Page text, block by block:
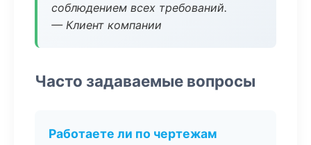
соблюдением всех требований.
— Клиент компании
Часто задаваемые вопросы
Работаете ли по чертежам